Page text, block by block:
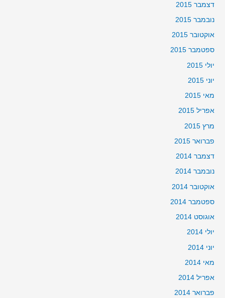
דצמבר 2015
נובמבר 2015
אוקטובר 2015
ספטמבר 2015
יולי 2015
יוני 2015
מאי 2015
אפריל 2015
מרץ 2015
פברואר 2015
דצמבר 2014
נובמבר 2014
אוקטובר 2014
ספטמבר 2014
אוגוסט 2014
יולי 2014
יוני 2014
מאי 2014
אפריל 2014
פברואר 2014